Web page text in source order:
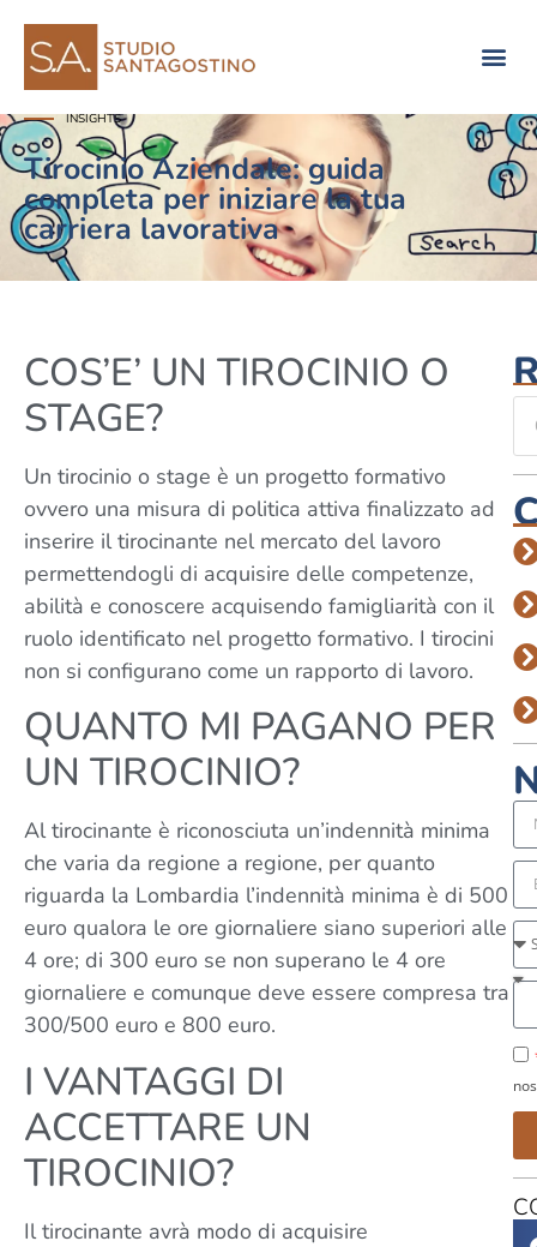
INSIGHTS
Tirocinio Aziendale: guida
completa per iniziare la tua
carriera lavorativa
COS’E’ UN TIROCINIO O
STAGE?
Un tirocinio o stage è un progetto formativo
ovvero una misura di politica attiva finalizzato ad
inserire il tirocinante nel mercato del lavoro
permettendogli di acquisire delle competenze,
abilità e conoscere acquisendo famigliarità con il
ruolo identificato nel progetto formativo. I tirocini
non si configurano come un rapporto di lavoro.
QUANTO MI PAGANO PER
UN TIROCINIO?
Al tirocinante è riconosciuta un’indennità minima
che varia da regione a regione, per quanto
riguarda la Lombardia l’indennità minima è di 500
euro qualora le ore giornaliere siano superiori alle
4 ore; di 300 euro se non superano le 4 ore
giornaliere e comunque deve essere compresa tra
300/500 euro e 800 euro.
I VANTAGGI DI
ACCETTARE UN
TIROCINIO?
Il tirocinante avrà modo di acquisire